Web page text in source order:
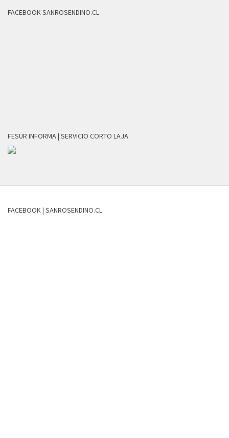
FACEBOOK SANROSENDINO.CL
FESUR INFORMA | SERVICIO CORTO LAJA
FACEBOOK | SANROSENDINO.CL